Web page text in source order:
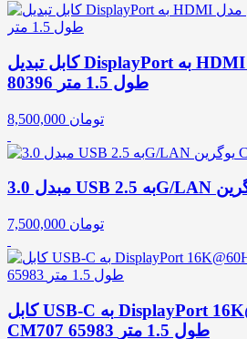
کابل تبدیل DisplayPort به HDMI یوگرین مدل DP115-
80396 طول 1.5 متر
8,500,000 تومان
7,500,000 تومان
کابل USB-C به DisplayPort 16K@60Hz یوگرین مدل
CM707 65983 طول 1.5 متر